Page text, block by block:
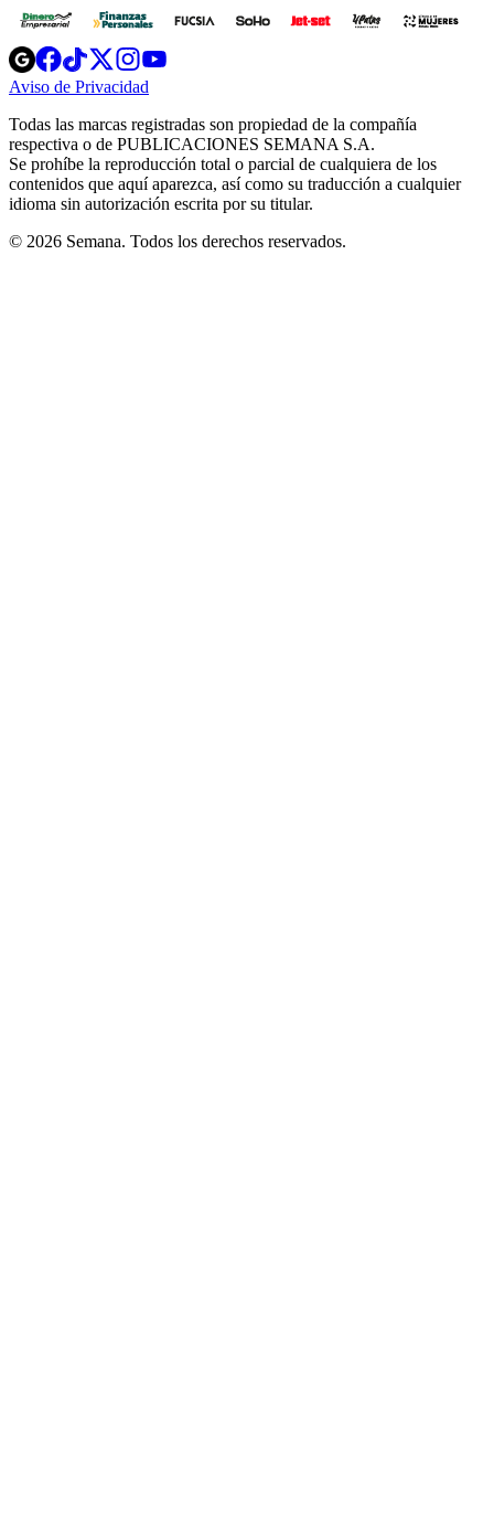
Opens
in
new
Opens
in
new
Opens
in
new
window
Opens
new
windowwindow
Aviso de Privacidad
new
window
Todas las marcas registradas son propiedad de la compañía
respectiva o de PUBLICACIONES SEMANA S.A.
Se prohíbe la reproducción total o parcial de cualquiera de los
contenidos que aquí aparezca, así como su traducción a cualquier
idioma sin autorización escrita por su titular.
© 2026 Semana. Todos los derechos reservados.